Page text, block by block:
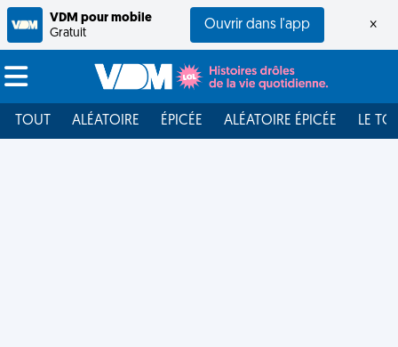
VDM pour mobile
Gratuit
Ouvrir dans l'app ×
TOUT ALÉATOIRE ÉPICÉE ALÉATOIRE ÉPICÉE LE